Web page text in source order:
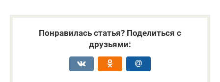
Понравилась статья? Поделиться с
друзьями: